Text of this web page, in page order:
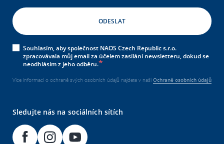
Souhlasím, aby společnost NAOS Czech Republic s.r.o.
zpracovávala můj email za účelem zasílání newsletteru, dokud se
neodhlásím z jeho odběru.
Více informací o ochraně svých osobních údajů najdete v naší Ochraně osobních údajů
Sledujte nás na sociálních sítích